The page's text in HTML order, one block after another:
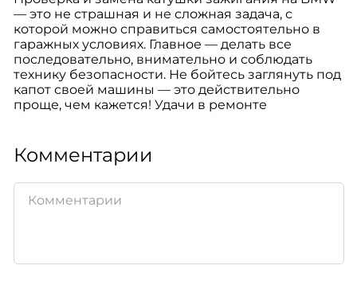
— это не страшная и не сложная задача, с
которой можно справиться самостоятельно в
гаражных условиях. Главное — делать все
последовательно, внимательно и соблюдать
технику безопасности. Не бойтесь заглянуть под
капот своей машины — это действительно
проще, чем кажется! Удачи в ремонте
Комментарии